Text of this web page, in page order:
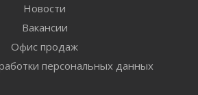
Новости
Вакансии
Офис продаж
персональных данных